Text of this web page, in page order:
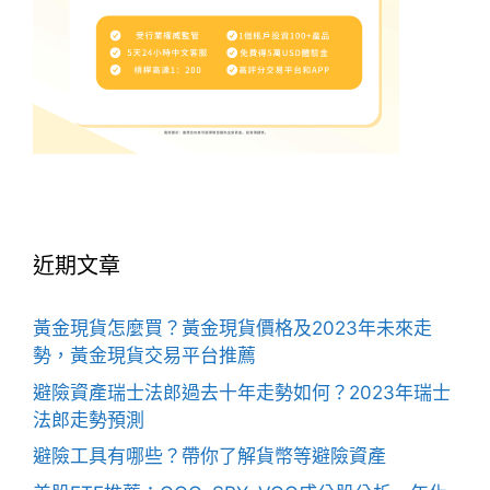
近期文章
黃金現貨怎麼買？黃金現貨價格及2023年未來走
勢，黃金現貨交易平台推薦
避險資產瑞士法郎過去十年走勢如何？2023年瑞士
法郎走勢預測
避險工具有哪些？帶你了解貨幣等避險資產